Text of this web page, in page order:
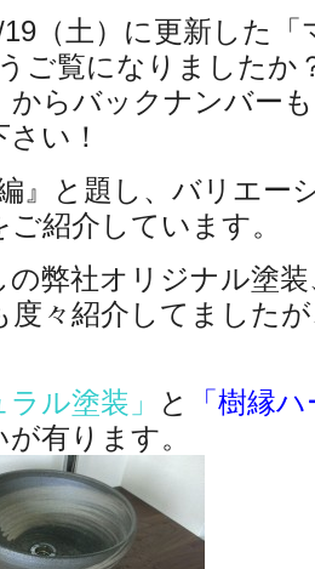
（土）に更新した
ご覧になりましたか
からバックナンバー
い！
』と題し、バリエー
紹介しています。
の弊社オリジナル塗装
度々紹介してました
ラル塗装」
と
「樹縁
有ります。